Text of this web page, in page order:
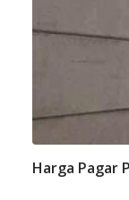
Harga Pagar